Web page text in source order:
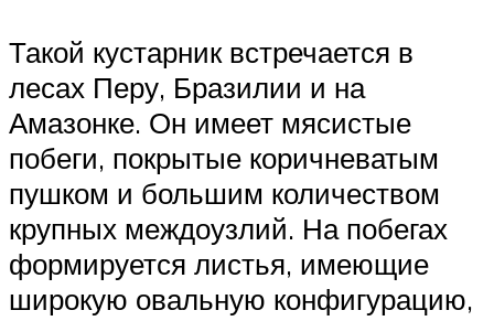
Такой кустарник встречается в
лесах Перу, Бразилии и на
Амазонке. Он имеет мясистые
побеги, покрытые коричневатым
пушком и большим количеством
крупных междоузлий. На побегах
формируется листья, имеющие
широкую овальную конфигурацию,